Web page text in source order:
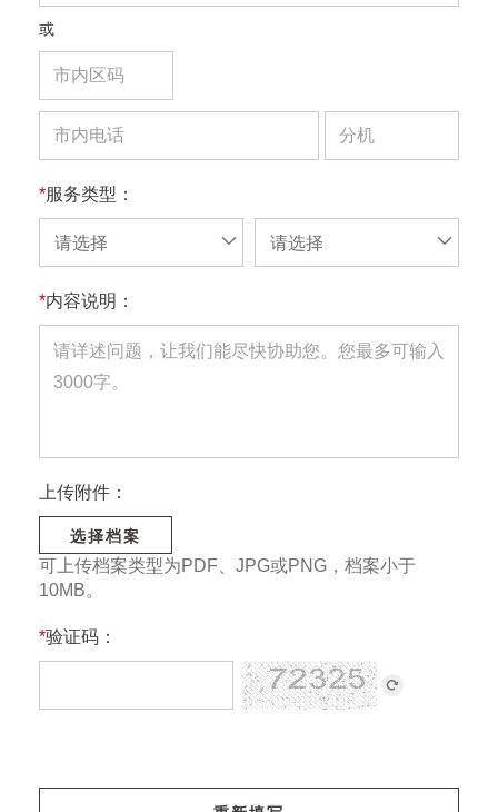
或
*服务类型：
请选择 请选择
*内容说明：
上传附件：
选择档案
可上传档案类型为PDF、JPG或PNG，档案小于
10MB。
*验证码：